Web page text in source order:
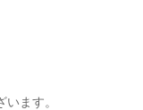
ます。